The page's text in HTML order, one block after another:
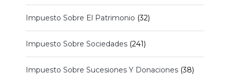
Impuesto Sobre El Patrimonio (32)
Impuesto Sobre Sociedades (241)
Impuesto Sobre Sucesiones Y Donaciones (38)